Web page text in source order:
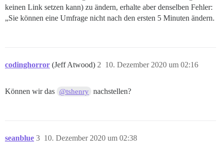
keinen Link setzen kann) zu ändern, erhalte aber denselben Fehler:
„Sie können eine Umfrage nicht nach den ersten 5 Minuten ändern.
codinghorror (Jeff Atwood) 10. Dezember 2020 um 02:16
2
Können wir das @tshenry nachstellen?
seanblue 10. Dezember 2020 um 02:38
3